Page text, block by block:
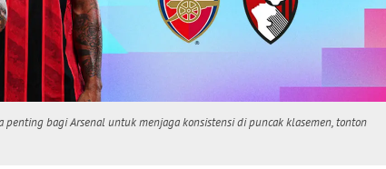
penting bagi Arsenal untuk menjaga konsistensi di puncak klasemen, tonton